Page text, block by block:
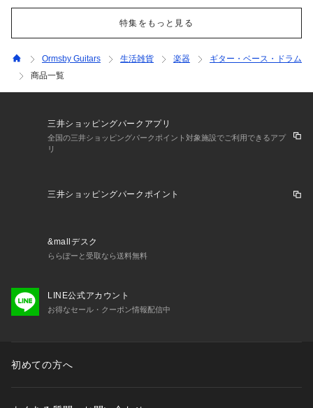
特集をもっと見る
Ormsby Guitars 生活雑貨 楽器
ギター・ベース・ドラム
商品一覧
三井ショッピングパークアプリ
全国の三井ショッピングパークポイント対象施設でご利用できるアプ
リ
三井ショッピングパークポイント
&mallデスク
ららぽーと受取なら送料無料
LINE公式アカウント
お得なセール・クーポン情報配信中
初めての方へ